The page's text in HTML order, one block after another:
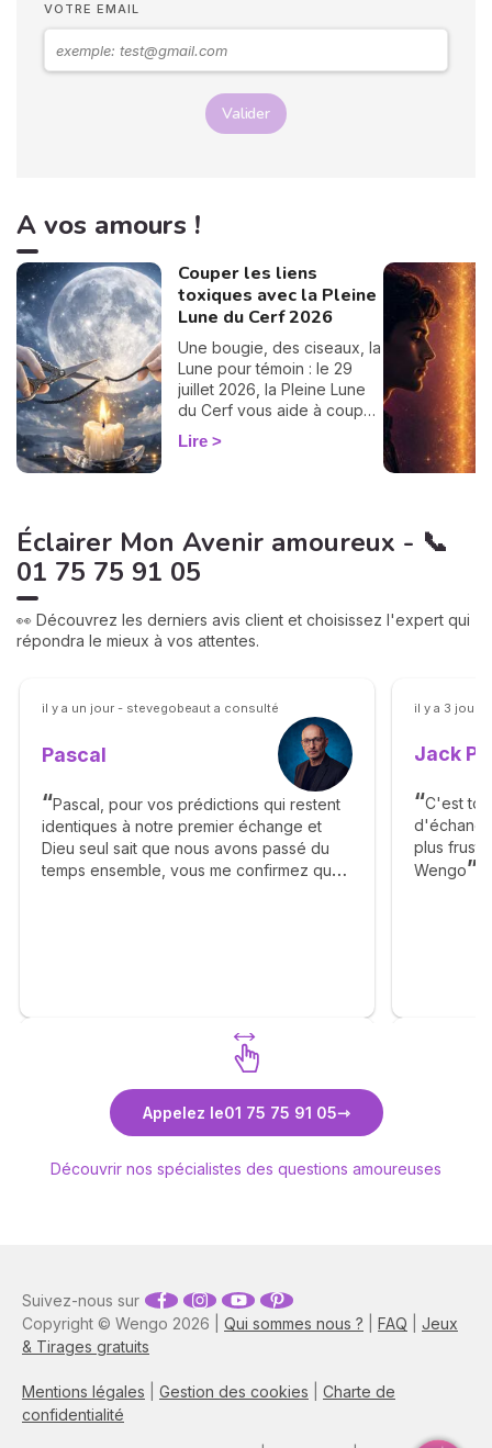
VOTRE EMAIL
Valider
A vos amours !
Couper les liens
toxiques avec la Pleine
Lune du Cerf 2026
Une bougie, des ciseaux, la
Lune pour témoin : le 29
juillet 2026, la Pleine Lune
du Cerf vous aide à couper
un lien toxique. Le rituel pas
à pas.
Lire
Éclairer Mon Avenir amoureux - 📞
01 75 75 91 05
👀 Découvrez les derniers avis client et choisissez l'expert qui
répondra le mieux à vos attentes.
il y a un jour - stevegobeaut a consulté
Pascal
Pascal, pour vos prédictions qui restent
identiques à notre premier échange et
Dieu seul sait que nous avons passé du
temps ensemble, vous me confirmez que
Découvrez Pascal
il y a 3 jours
Jack
C'est
plus
Wengo
Appelez le01 75 75 91 05
Découvrir nos spécialistes des questions amoureuses
Copyright © Wengo 2026 | Qui sommes nous ? FAQ
Jeux
& Tirages gratuits
Mentions légales Gestion des cookies
Charte de
confidentialité
Suivez-nous sur